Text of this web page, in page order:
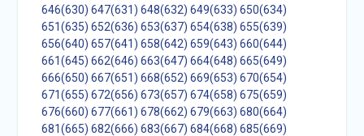
646(630) 647(631) 648(632) 649(633) 650(634)
651(635) 652(636) 653(637) 654(638) 655(639)
656(640) 657(641) 658(642) 659(643) 660(644)
661(645) 662(646) 663(647) 664(648) 665(649)
666(650) 667(651) 668(652) 669(653) 670(654)
671(655) 672(656) 673(657) 674(658) 675(659)
676(660) 677(661) 678(662) 679(663) 680(664)
681(665) 682(666) 683(667) 684(668) 685(669)